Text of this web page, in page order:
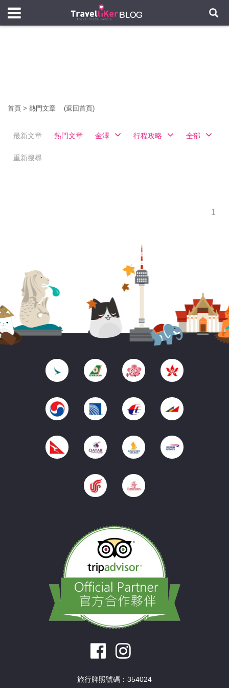
首頁 > 熱門文章 (返回首頁)
最新文章 熱門文章 金澤 行程攻略 全部
重新搜尋
1
旅行牌照號碼：354024